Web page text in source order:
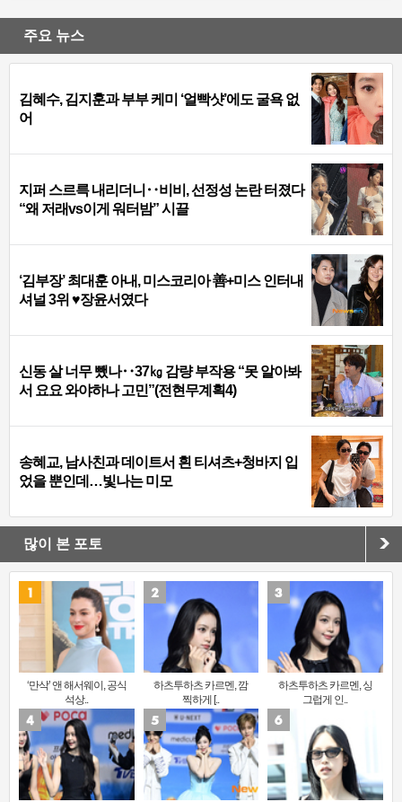
주요 뉴스
김혜수, 김지훈과 부부 케미 ‘얼빡샷’에도 굴욕 없
어
지퍼 스르륵 내리더니‥비비, 선정성 논란 터졌다
“왜 저래vs이게 워터밤” 시끌
‘김부장’ 최대훈 아내, 미스코리아 善+미스 인터내
셔널 3위 ♥장윤서였다
신동 살 너무 뺐나‥37㎏ 감량 부작용 “못 알아봐
서 요요 와야하나 고민”(전현무계획4)
송혜교, 남사친과 데이트서 흰 티셔츠+청바지 입
었을 뿐인데…빛나는 미모
많이 본 포토
‘만삭’ 앤 해서웨이, 공식
석상..
하츠투하츠 카르멘, 깜
찍하게 [..
하츠투하츠 카르멘, 싱
그럽게 인..